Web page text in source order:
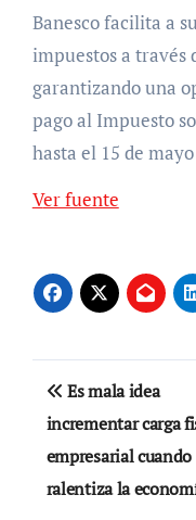
Banesco facilita a
impuestos a través
garantizando una
pago al Impuesto
hasta el 15 de
Ver fuente
de
entradas
Es mala idea
incrementar carga
empresarial cuando
ralentiza la